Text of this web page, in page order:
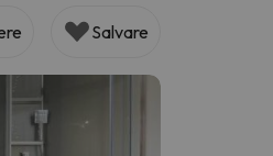
Salvare